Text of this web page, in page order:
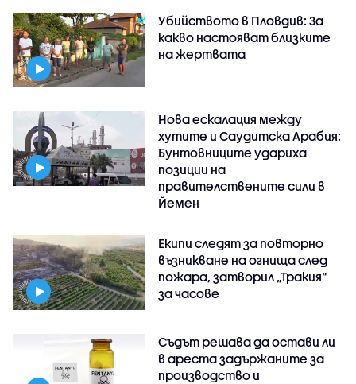
Убийството в Пловдив: За
какво настояват близките
на жертвата
Нова ескалация между
хутите и Саудитска Арабия:
Бунтовниците удариха
позиции на
правителствените сили в
Йемен
Екипи следят за повторно
възникване на огнища след
пожара, затворил „Тракия“
за часове
Съдът решава да остави ли
в ареста задържаните за
производство и